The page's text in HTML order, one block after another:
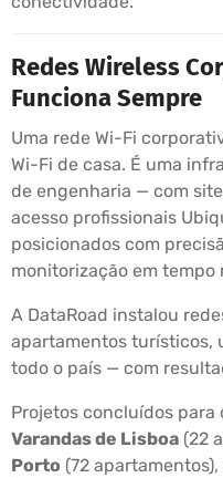
Redes Wireless
Funciona Sempre
Uma rede Wi-Fi
Wi-Fi de casa. É uma
de engenharia — com
acesso profissionais
posicionados com
monitorização em tempo
A DataRoad instalou
apartamentos turísticos,
todo o país — com
Projetos concluídos para
Varandas de Lisboa (22
Porto (72 apartamentos),